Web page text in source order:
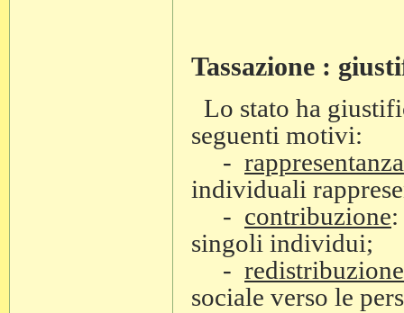
Tassazione :
Lo stato ha
seguenti motivi:
- rappresentanza
individuali
- contribuzione
singoli individui;
- redistribuzione
sociale verso le